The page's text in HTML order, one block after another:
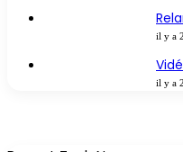
il y a
il y a